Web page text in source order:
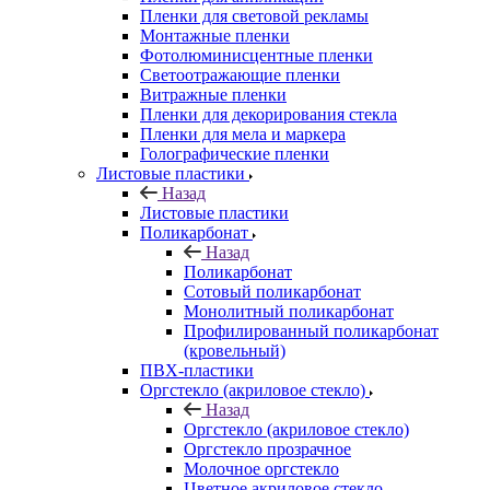
Пленки для световой рекламы
Монтажные пленки
Фотолюминисцентные пленки
Светоотражающие пленки
Витражные пленки
Пленки для декорирования стекла
Пленки для мела и маркера
Голографические пленки
Листовые пластики
Назад
Листовые пластики
Поликарбонат
Назад
Поликарбонат
Сотовый поликарбонат
Монолитный поликарбонат
Профилированный поликарбонат
(кровельный)
ПВХ-пластики
Оргстекло (акриловое стекло)
Назад
Оргстекло (акриловое стекло)
Оргстекло прозрачное
Молочное оргстекло